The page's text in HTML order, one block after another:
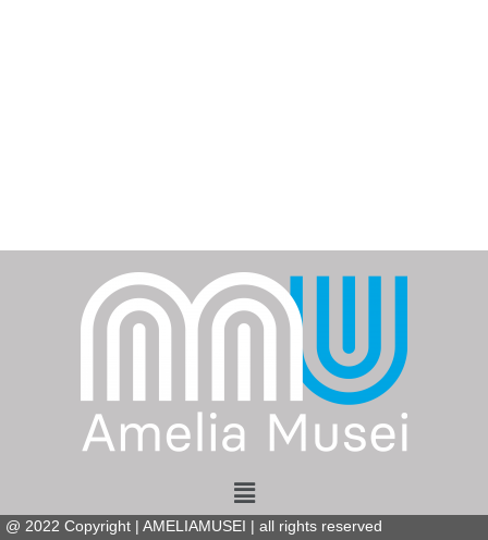
Menu
@ 2022 Copyright | AMELIAMUSEI | all rights reserved